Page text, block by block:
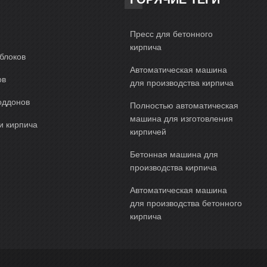
кирпича
Пресс для бетонного
кирпича
Автоматическая машина
для производства кирпича
Полностью автоматическая
машина для изготовления
кирпичей
Бетонная машина для
производства кирпича
Автоматическая машина
для производства бетонного
кирпича